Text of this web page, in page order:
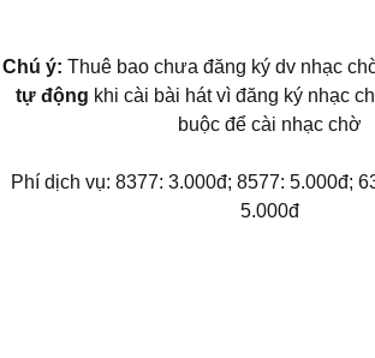
Chú ý: Thuê bao chưa đăng ký dv nhạc
tự động khi cài bài hát vì đăng ký nhạc
buộc để cài nhạc chờ
Phí dịch vụ: 8377: 3.000đ; 8577: 5.000đ;
5.000đ